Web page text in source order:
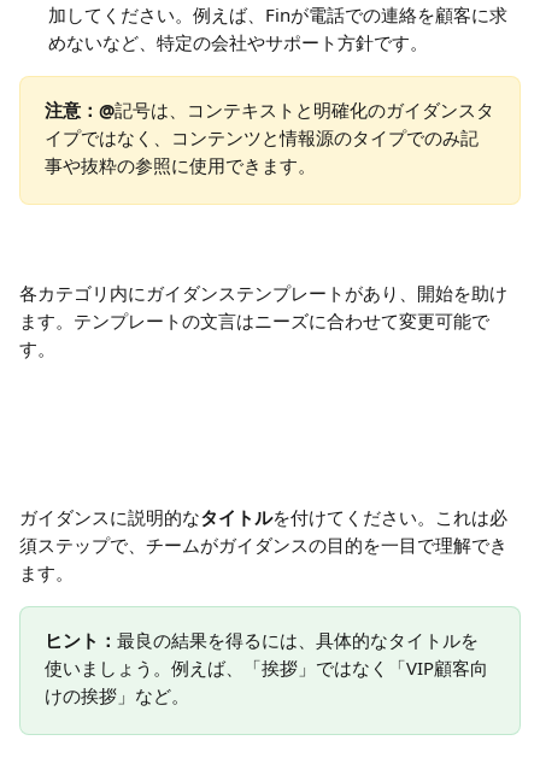
加してください。例えば、Finが電話での連絡を顧客に求
めないなど、特定の会社やサポート方針です。
注意： @記号は、コンテキストと明確化のガイダンスタ
イプではなく、コンテンツと情報源のタイプでのみ記
事や抜粋の参照に使用できます。
各カテゴリ内にガイダンステンプレートがあり、開始を助け
ます。テンプレートの文言はニーズに合わせて変更可能で
す。
ガイダンスに説明的なタイトルを付けてください。これは必
須ステップで、チームがガイダンスの目的を一目で理解でき
ます。
ヒント： 最良の結果を得るには、具体的なタイトルを
使いましょう。例えば、「挨拶」ではなく「VIP顧客向
けの挨拶」など。